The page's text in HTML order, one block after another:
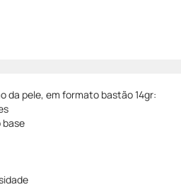
da pele, em formato bastão 14gr:
base